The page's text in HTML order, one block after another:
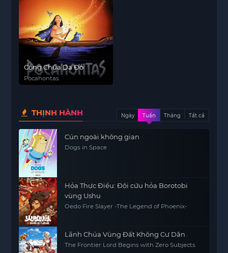
Công Chúa Da Đỏ
Pocahontas
THỊNH HÀNH Ngày Tuần Tháng Tất cả
Cún ngoài không gian
Dogs in Space
Hỏa Thực Điểu: Đội cứu hỏa Borotobi
vùng Ushu
Oedo Fire Slayer -The Legend of Phoenix-
Lãnh Chúa Vùng Đất Không Cư Dân
The Frontier Lord Begins with Zero Subjects